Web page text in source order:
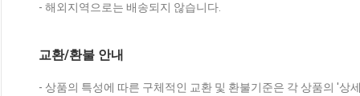
- 해외지역으로는 배송되지 않습니다.
교환/환불 안내
- 상품의 특성에 따른 구체적인 교환 및 환불기준은 각 상품의 '상